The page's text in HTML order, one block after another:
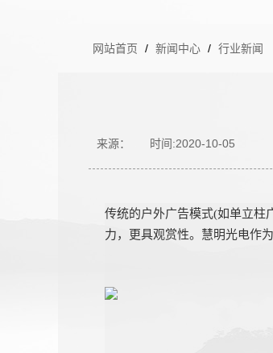
网站首页 / 新闻中心 / 行业新闻
来源： 时间:2020-10-05
传统的户外广告模式(如单立柱
力，更具观赏性。慧明光电作